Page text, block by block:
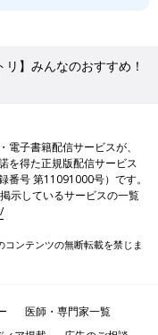
リ】みんなのおすすめ！
電子書籍配信サービスが、
を得た正規版配信サービス
番号 第11091000号）です。
示しているサービスの一覧
ンテンツの無断転載を禁じま
医師・専門家一覧